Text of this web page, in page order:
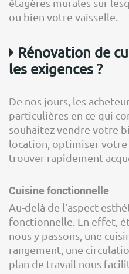
étagères murales sur
ou bien votre vaisselle.
Rénovation de
les exigences ?
De nos jours, les
particulières en ce qui
souhaitez vendre votre
location, optimiser
trouver rapidement
Cuisine fonctionnelle
Au-delà de l’aspect
fonctionnelle. En effet,
nous y passons, une
rangement, une
plan de travail nous